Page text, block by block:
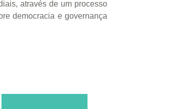
através de um processo
democracia e governança